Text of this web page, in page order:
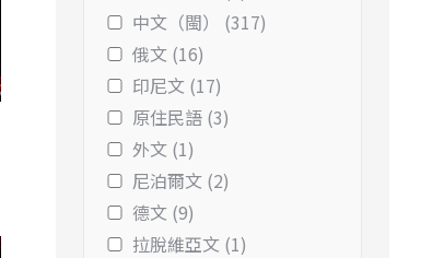
中文（閩） (317)
俄文 (16)
印尼文 (17)
原住民語 (3)
外文 (1)
尼泊爾文 (2)
德文 (9)
拉脫維亞文 (1)